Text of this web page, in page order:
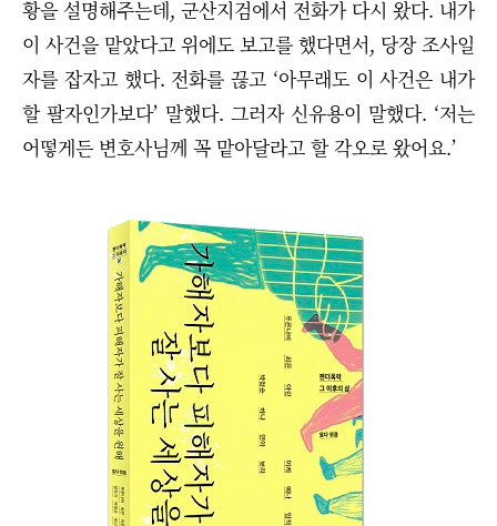
황을 설명해주는데, 군산지검에서 전화가 다시 왔다. 내가
이 사건을 맡았다고 위에도 보고를 했다면서, 당장 조사일
자를 잡자고 했다. 전화를 끊고 ‘아무래도 이 사건은 내가
할 팔자인가보다’ 말했다. 그러자 신유용이 말했다. ‘저는
어떻게든 변호사님께 꼭 맡아달라고 할 각오로 왔어요.’